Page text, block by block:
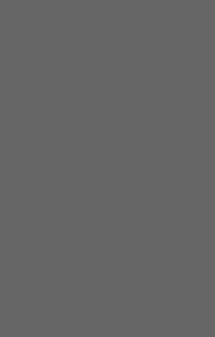
danych na
oparciu o stosowną
ich przetwarzania.
praw wymienionych